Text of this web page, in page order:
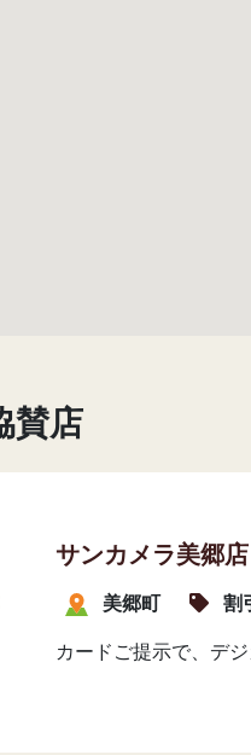
賛店
サンカメラ美郷店
美郷町
割
カードご提示で、デ